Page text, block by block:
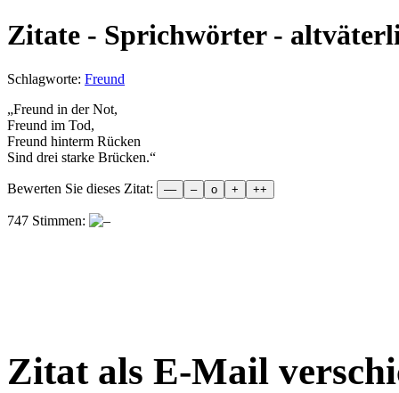
Zitate - Sprichwörter -
Schlagworte: Freund
„Freund in der Not,
Freund im Tod,
Freund hinterm Rücken
Sind drei starke Brücken.“
Bewerten Sie dieses Zitat:
747 Stimmen:
Zitat als E-Mail